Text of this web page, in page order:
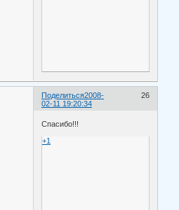
Поделиться 26
2008-
02-11 19:20:34
Спасибо!!!
+1